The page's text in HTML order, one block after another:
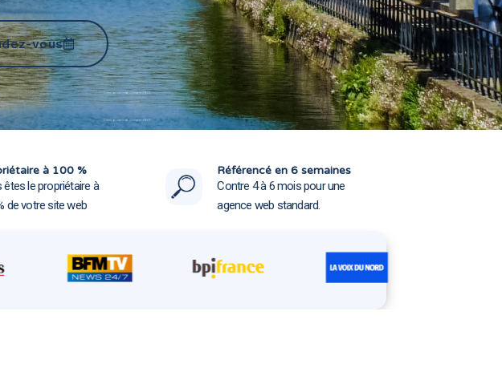
vous
Création site web Quimper 29000
Création site web Quimper 29000
à 100 %
êtes le propriétaire à
de votre site web
Référencé en 6 semaines
Contre 4 à 6 mois pour une
agence web standard.